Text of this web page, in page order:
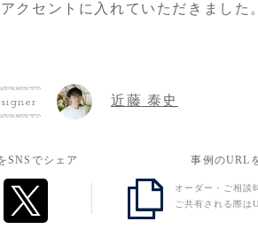
クセントに入れていただきました。
ブで勇気をいただいてるので、仲
近藤 泰史
SNSでシェア 事例のURL
オーダー・ご相談
ご共有される際は